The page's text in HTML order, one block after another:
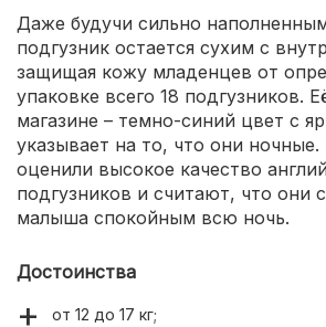
Даже будучи сильно
подгузник остается сухим с
защищая кожу младенцев от
упаковке всего 18 подгузников.
магазине – темно-синий цвет с
указывает на то, что они
оценили высокое качество
подгузников и считают, что они
малыша спокойным всю ночь.
Достоинства
от 12 до 17 кг;